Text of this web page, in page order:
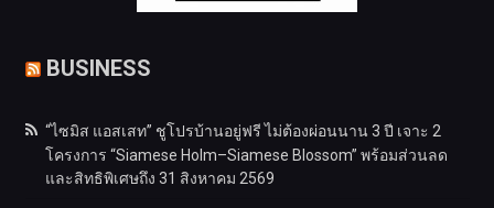
BUSINESS
“ไซมิส แอสเสท” ชูโปรบ้านอยู่ฟรี ไม่ต้องผ่อนนาน 3 ปี เจาะ 2
โครงการ “Siamese Holm–Siamese Blossom” พร้อมส่วนลด
และสิทธิพิเศษถึง 31 สิงหาคม 2569